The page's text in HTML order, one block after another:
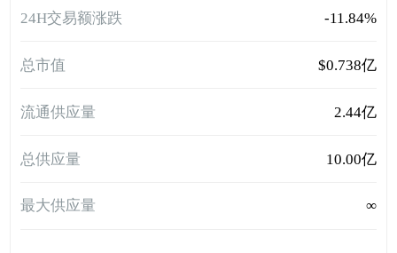
24H交易额涨跌 -11.84%
总市值 $0.738亿
流通供应量 2.44亿
总供应量 10.00亿
最大供应量 ∞